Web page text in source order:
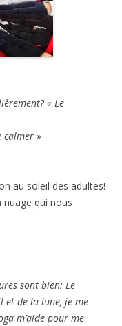
« Le
calmer »
au soleil des adultes!
qui nous
sont bien: Le
et de la lune, je me
m’aide pour me